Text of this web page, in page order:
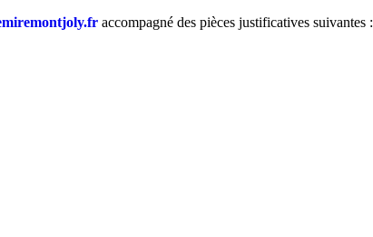
accompagné des pièces justificatives suivantes :